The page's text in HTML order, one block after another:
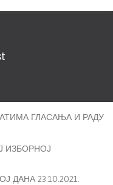
ГЛАСАЊА И РАДУ
ИЗБОРНОЈ
23.10.2021.